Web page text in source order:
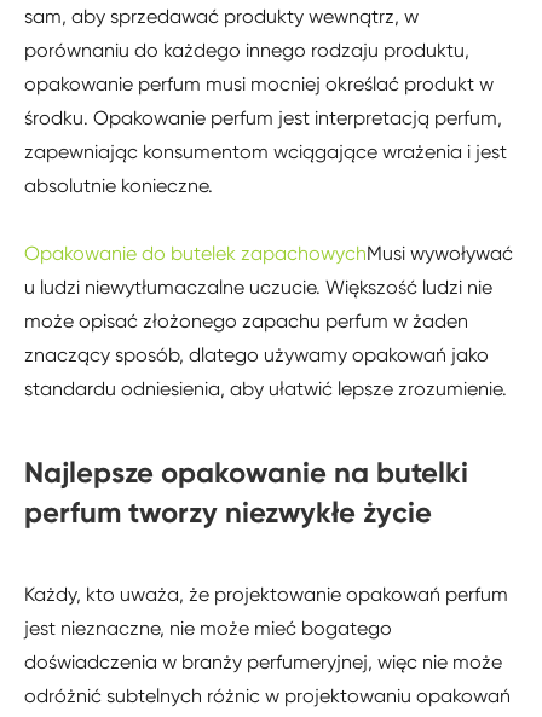
sam, aby sprzedawać produkty wewnątrz, w
porównaniu do każdego innego rodzaju produktu,
opakowanie perfum musi mocniej określać produkt w
środku. Opakowanie perfum jest interpretacją perfum,
zapewniając konsumentom wciągające wrażenia i jest
absolutnie konieczne.
Opakowanie do butelek zapachowychMusi wywoływać
u ludzi niewytłumaczalne uczucie. Większość ludzi nie
może opisać złożonego zapachu perfum w żaden
znaczący sposób, dlatego używamy opakowań jako
standardu odniesienia, aby ułatwić lepsze zrozumienie.
Najlepsze opakowanie na butelki
perfum tworzy niezwykłe życie
Każdy, kto uważa, że projektowanie opakowań perfum
jest nieznaczne, nie może mieć bogatego
doświadczenia w branży perfumeryjnej, więc nie może
odróżnić subtelnych różnic w projektowaniu opakowań